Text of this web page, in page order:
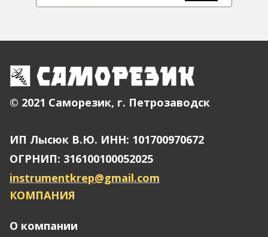
© 2021 Саморезик, г. Петрозаводск
ИП Лысюк В.Ю. ИНН: 101700970672
ОГРНИП: 316100100052025
instrumentkrep@gmail.com
КОМПАНИЯ
О компании